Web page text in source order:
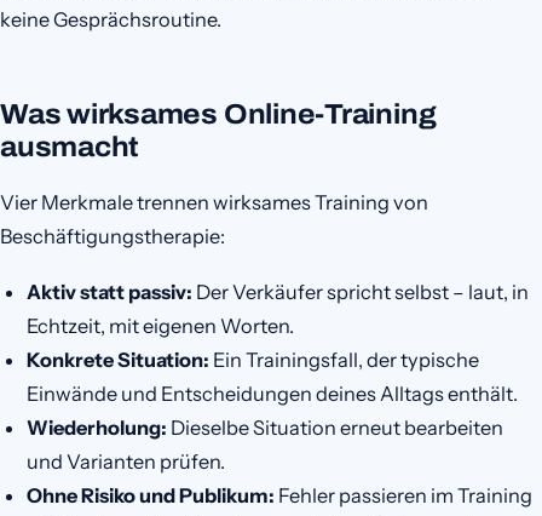
keine Gesprächsroutine.
Was wirksames Online-Training
ausmacht
Vier Merkmale trennen wirksames Training von
Beschäftigungstherapie:
Aktiv statt passiv: Der Verkäufer spricht selbst – laut, in
Echtzeit, mit eigenen Worten.
Konkrete Situation: Ein Trainingsfall, der typische
Einwände und Entscheidungen deines Alltags enthält.
Wiederholung: Dieselbe Situation erneut bearbeiten
und Varianten prüfen.
Ohne Risiko und Publikum: Fehler passieren im Training